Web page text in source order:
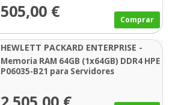
505,00 € Comprar
HEWLETT PACKARD ENTERPRISE -
P06035-B21
Memoria RAM 64GB (1x64GB) DDR4 HPE
P06035-B21 para Servidores